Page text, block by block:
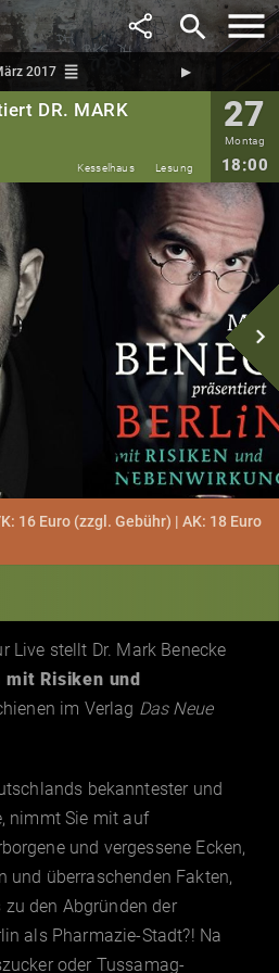
search
2017 reorder ▶︎
DR. MARK
27
Montag
18:00
Kesselhaus Lesung
navigate_next
16 Euro (zzgl. Gebühr) | AK: 18 Euro
Live stellt Dr. Mark Benecke
mit Risiken und
im Verlag Das Neue
bekanntester und
nimmt Sie mit auf
und vergessene Ecken,
und überraschenden Fakten,
den Abgründen der
als Pharmazie-Stadt?! Na
oder Tussamag-